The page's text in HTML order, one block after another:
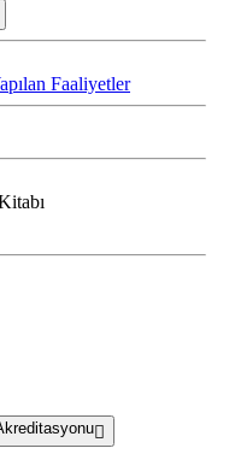
Faaliyetler